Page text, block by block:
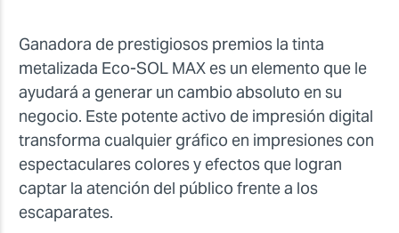
Ganadora de prestigiosos premios la tinta
metalizada Eco-SOL MAX es un elemento que le
ayudará a generar un cambio absoluto en su
negocio. Este potente activo de impresión digital
transforma cualquier gráfico en impresiones con
espectaculares colores y efectos que logran
captar la atención del público frente a los
escaparates.